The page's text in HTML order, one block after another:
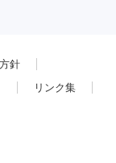
針
リンク集